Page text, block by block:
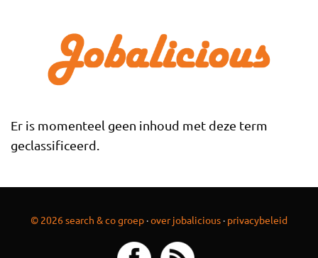
Er is momenteel geen inhoud met deze term
geclassificeerd.
© 2026 search & co groep ·over jobalicious · privacybeleid